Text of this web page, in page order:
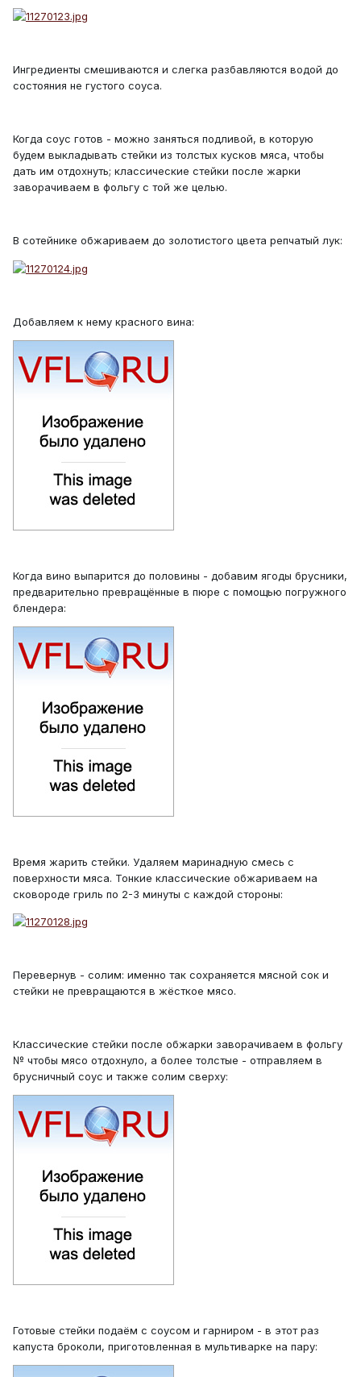
Ингредиенты смешиваются и слегка разбавляются водой до
состояния не густого соуса.
Когда соус готов - можно заняться подливой, в которую
будем выкладывать стейки из толстых кусков мяса, чтобы
дать им отдохнуть; классические стейки после жарки
заворачиваем в фольгу с той же целью.
В сотейнике обжариваем до золотистого цвета репчатый лук:
Добавляем к нему красного вина:
Когда вино выпарится до половины - добавим ягоды брусники,
предварительно превращённые в пюре с помощью погружного
блендера:
Время жарить стейки. Удаляем маринадную смесь с
поверхности мяса. Тонкие классические обжариваем на
сковороде гриль по 2-3 минуты с каждой стороны:
Перевернув - солим: именно так сохраняется мясной сок и
стейки не превращаются в жёсткое мясо.
Классические стейки после обжарки заворачиваем в фольгу
№ чтобы мясо отдохнуло, а более толстые - отправляем в
брусничный соус и также солим сверху:
Готовые стейки подаём с соусом и гарниром - в этот раз
капуста броколи, приготовленная в мультиварке на пару: